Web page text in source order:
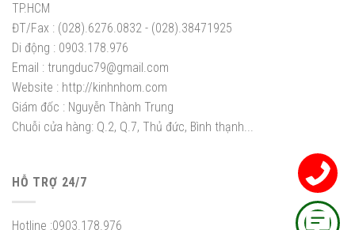
TP.HCM
ĐT/Fax : (028).6276.0832 - (028).38471925
Di động : 0903.178.976
Email : trungduc79@gmail.com
Website : http://kinhnhom.com
Giám đốc : Nguyễn Thành Trung
Chuỗi cửa hàng: Q.2, Q.7, Thủ đức, Bình thạnh...
HỖ TRỢ 24/7
Hotline :0903.178.976